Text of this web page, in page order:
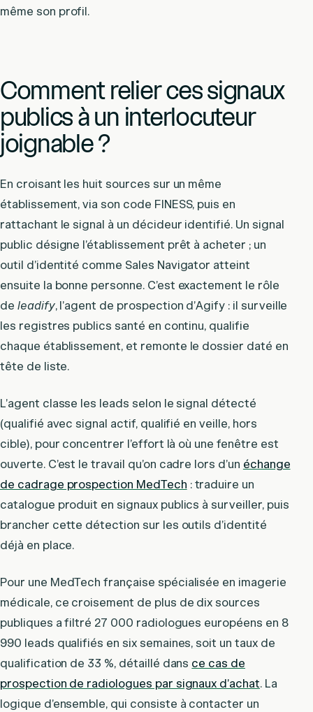
même son profil.
Comment relier ces signaux
publics à un interlocuteur
joignable ?
En croisant les huit sources sur un même
établissement, via son code FINESS, puis en
rattachant le signal à un décideur identifié. Un signal
public désigne l’établissement prêt à acheter ; un
outil d’identité comme Sales Navigator atteint
ensuite la bonne personne. C’est exactement le rôle
de leadify, l’agent de prospection d’Agify : il surveille
les registres publics santé en continu, qualifie
chaque établissement, et remonte le dossier daté en
tête de liste.
L’agent classe les leads selon le signal détecté
(qualifié avec signal actif, qualifié en veille, hors
cible), pour concentrer l’effort là où une fenêtre est
ouverte. C’est le travail qu’on cadre lors d’un échange
de cadrage prospection MedTech : traduire un
catalogue produit en signaux publics à surveiller, puis
brancher cette détection sur les outils d’identité
déjà en place.
Pour une MedTech française spécialisée en imagerie
médicale, ce croisement de plus de dix sources
publiques a filtré 27 000 radiologues européens en 8
990 leads qualifiés en six semaines, soit un taux de
qualification de 33 %, détaillé dans ce cas de
prospection de radiologues par signaux d’achat. La
logique d’ensemble, qui consiste à contacter un